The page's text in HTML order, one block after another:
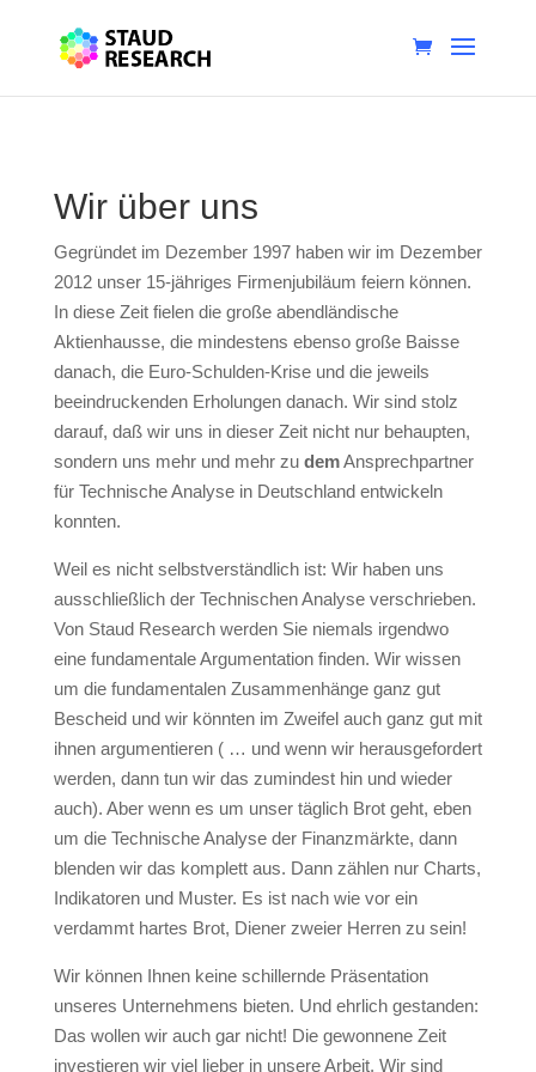
Wir über uns
Gegründet im Dezember 1997 haben wir im Dezember
2012 unser 15-jähriges Firmenjubiläum feiern können.
In diese Zeit fielen die große abendländische
Aktienhausse, die mindestens ebenso große Baisse
danach, die Euro-Schulden-Krise und die jeweils
beeindruckenden Erholungen danach. Wir sind stolz
darauf, daß wir uns in dieser Zeit nicht nur behaupten,
sondern uns mehr und mehr zu demAnsprechpartner
für Technische Analyse in Deutschland entwickeln
konnten.
Weil es nicht selbstverständlich ist: Wir haben uns
ausschließlich der Technischen Analyse verschrieben.
Von Staud Research werden Sie niemals irgendwo
eine fundamentale Argumentation finden. Wir wissen
um die fundamentalen Zusammenhänge ganz gut
Bescheid und wir könnten im Zweifel auch ganz gut mit
ihnen argumentieren ( … und wenn wir herausgefordert
werden, dann tun wir das zumindest hin und wieder
auch). Aber wenn es um unser täglich Brot geht, eben
um die Technische Analyse der Finanzmärkte, dann
blenden wir das komplett aus. Dann zählen nur Charts,
Indikatoren und Muster. Es ist nach wie vor ein
verdammt hartes Brot, Diener zweier Herren zu sein!
Wir können Ihnen keine schillernde Präsentation
unseres Unternehmens bieten. Und ehrlich gestanden:
Das wollen wir auch gar nicht! Die gewonnene Zeit
investieren wir viel lieber in unsere Arbeit. Wir sind